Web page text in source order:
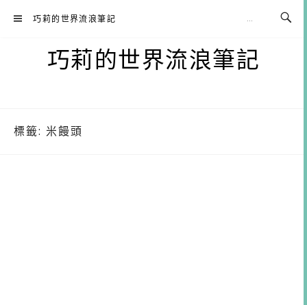
巧莉的世界流浪筆記
巧莉的世界流浪筆記
標籤: 米饅頭